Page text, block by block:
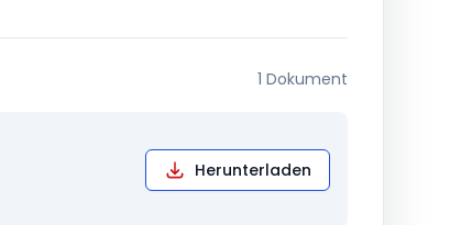
1 Dokument
Herunterladen